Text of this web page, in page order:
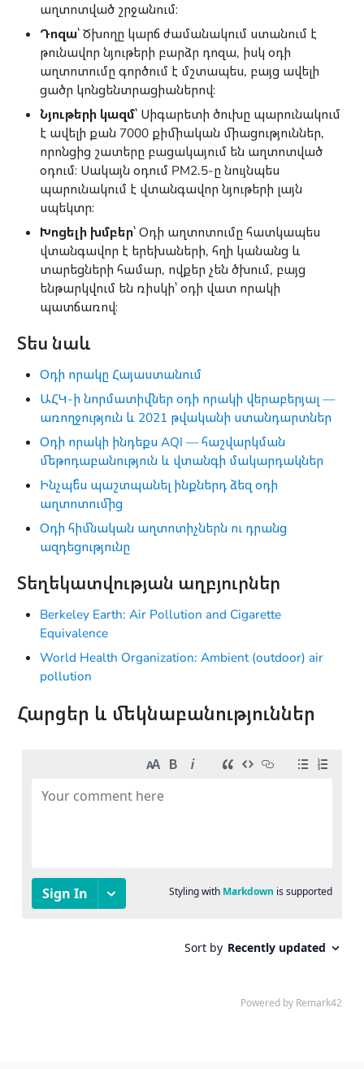
աղտոտված շրջանում։
Դոզա՝ Ծխողը կարճ ժամանակում ստանում է
թունավոր նյութերի բարձր դոզա, իսկ օդի
աղտոտումը գործում է մշտապես, բայց ավելի
ցածր կոնցենտրացիաներով։
Նյութերի կազմ՝ Սիգարետի ծուխը պարունակում
է ավելի քան 7000 քիմիական միացություններ,
որոնցից շատերը բացակայում են աղտոտված
օդում։ Սակայն օդում PM2.5-ը նույնպես
պարունակում է վտանգավոր նյութերի լայն
սպեկտր։
Խոցելի խմբեր՝ Օդի աղտոտումը հատկապես
վտանգավոր է երեխաների, հղի կանանց և
տարեցների համար, ովքեր չեն ծխում, բայց
ենթարկվում են ռիսկի՝ օդի վատ որակի
պատճառով։
Տես նաև
Օդի որակը Հայաստանում
ԱՀԿ-ի նորմատիվներ օդի որակի վերաբերյալ —
առողջություն և 2021 թվականի ստանդարտներ
Օդի որակի ինդեքս AQI — հաշվարկման
մեթոդաբանություն և վտանգի մակարդակներ
Ինչպե՞ս պաշտպանել ինքներդ ձեզ օդի
աղտոտումից
Օդի հիմնական աղտոտիչներն ու դրանց
ազդեցությունը
Տեղեկատվության աղբյուրներ
Berkeley Earth: Air Pollution and Cigarette
Equivalence
World Health Organization: Ambient (outdoor) air
pollution
Հարցեր և մեկնաբանություններ